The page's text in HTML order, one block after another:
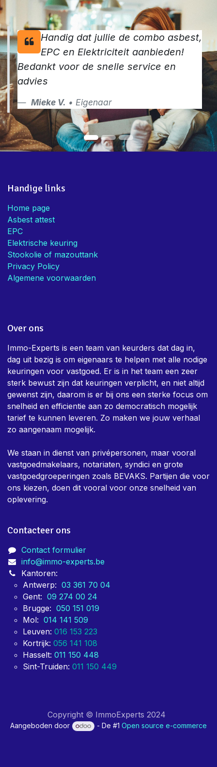
Handig dat jullie de combo asbest,
EPC en Elektriciteit aanbieden!
Bedankt voor de snelle service en
advies
Mieke V. • Eigenaar
Handige links
Home page
Asbest attest
EPC
Elektrische keuring
Stookolie of mazouttank
Privacy Policy
Algemene voorwaarden
Over ons
Immo-Experts is een team van keurders dat dag in,
dag uit bezig is om eigenaars te helpen met alle nodige
keuringen voor vastgoed. Er is in het team een zeer
sterk bewust zijn dat keuringen verplicht, en niet altijd
gewenst zijn, daarom is er bij ons een sterke focus om
snelheid en efficientie aan zo democratisch mogelijk
tarief te kunnen leveren. Zo maken we jouw verhaal
zo aangenaam mogelijk.
We staan in dienst van privépersonen, maar vooral
vastgoedmakelaars, notariaten, syndici en grote
vastgoedgroeperingen zoals BEVAKS. Partijen die voor
ons kiezen, doen dit vooral voor onze snelheid van
oplevering.
Contacteer ons
Contact formulier
info@immo-experts.be
Kantoren:
Antwerp: 03 361 70 04
Gent: 09 274 00 24
Brugge: 050 151 019
Mol: 014 141 509
Leuven: 016 153 223
Kortrijk: 056 141 108
Hasselt: 011 150 448
Sint-Truiden: 011 150 449
Copyright © ImmoExperts 2024
Aangeboden door - De #1Open source e-commerce